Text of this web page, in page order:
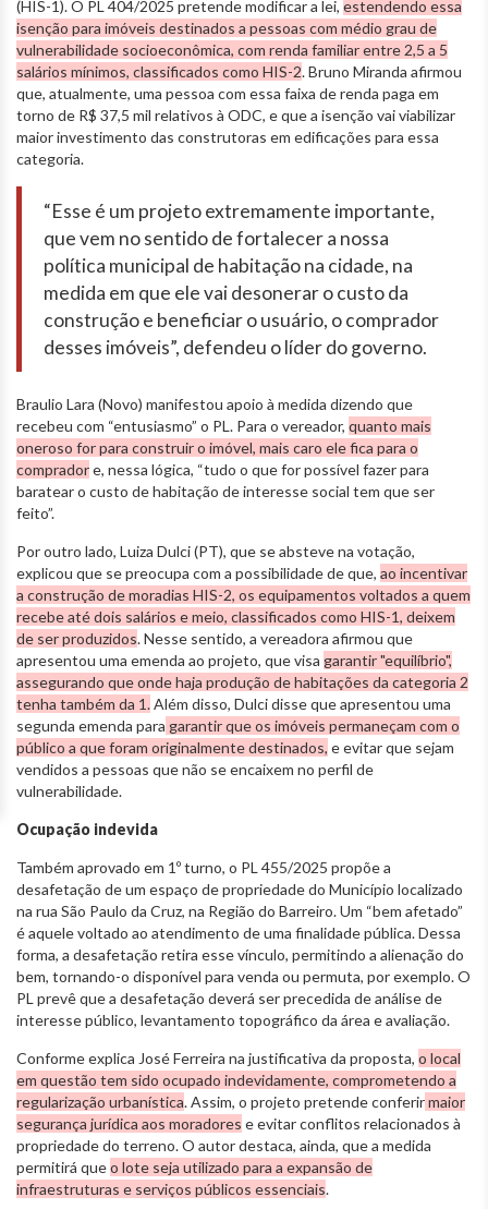
(HIS-1). O PL 404/2025 pretende modificar a lei, estendendo essa
isenção para imóveis destinados a pessoas com médio grau de
vulnerabilidade socioeconômica, com renda familiar entre 2,5 a 5
salários mínimos, classificados como HIS-2. Bruno Miranda afirmou
que, atualmente, uma pessoa com essa faixa de renda paga em
torno de R$ 37,5 mil relativos à ODC, e que a isenção vai viabilizar
maior investimento das construtoras em edificações para essa
categoria.
“Esse é um projeto extremamente importante,
que vem no sentido de fortalecer a nossa
política municipal de habitação na cidade, na
medida em que ele vai desonerar o custo da
construção e beneficiar o usuário, o comprador
desses imóveis”, defendeu o líder do governo.
Braulio Lara (Novo) manifestou apoio à medida dizendo que
recebeu com “entusiasmo” o PL. Para o vereador, quanto mais
oneroso for para construir o imóvel, mais caro ele fica para o
compradore, nessa lógica, “tudo o que for possível fazer para
baratear o custo de habitação de interesse social tem que ser
feito”.
Por outro lado, Luiza Dulci (PT), que se absteve na votação,
explicou que se preocupa com a possibilidade de que, ao incentivar
a construção de moradias HIS-2, os equipamentos voltados a quem
recebe até dois salários e meio, classificados como HIS-1, deixem
de ser produzidos. Nesse sentido, a vereadora afirmou que
apresentou uma emenda ao projeto, que visa garantir "equilíbrio",
assegurando que onde haja produção de habitações da categoria 2
tenha também da 1.Além disso, Dulci disse que apresentou uma
segunda emenda para garantir que os imóveis permaneçam com o
público a que foram originalmente destinados, e evitar que sejam
vendidos a pessoas que não se encaixem no perfil de
vulnerabilidade.
Ocupação indevida
Também aprovado em 1º turno, o PL 455/2025 propõe a
desafetação de um espaço de propriedade do Município localizado
na rua São Paulo da Cruz, na Região do Barreiro. Um “bem afetado”
é aquele voltado ao atendimento de uma finalidade pública. Dessa
forma, a desafetação retira esse vínculo, permitindo a alienação do
bem, tornando-o disponível para venda ou permuta, por exemplo. O
PL prevê que a desafetação deverá ser precedida de análise de
interesse público, levantamento topográfico da área e avaliação.
Conforme explica José Ferreira na justificativa da proposta, o local
em questão tem sido ocupado indevidamente, comprometendo a
regularização urbanística. Assim, o projeto pretende conferirmaior
segurança jurídica aos moradores e evitar conflitos relacionados à
propriedade do terreno. O autor destaca, ainda, que a medida
permitirá queo lote seja utilizado para a expansão de
infraestruturas e serviços públicos essenciais.